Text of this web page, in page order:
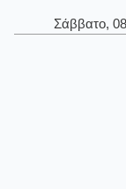
Σάββατο,